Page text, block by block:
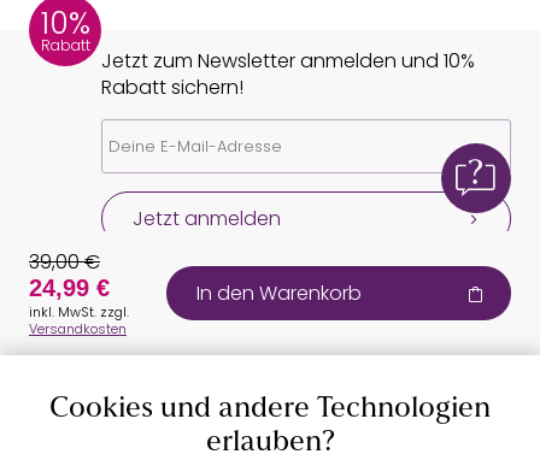
10%
Rabatt
Jetzt zum Newsletter anmelden und 10%
Rabatt sichern!
Jetzt anmelden
Auszeichnungen
39,00 €
24,99 €
inkl. MwSt. zzgl.
Versandkosten
In den Warenkorb
Cookies und andere Technologien
erlauben?